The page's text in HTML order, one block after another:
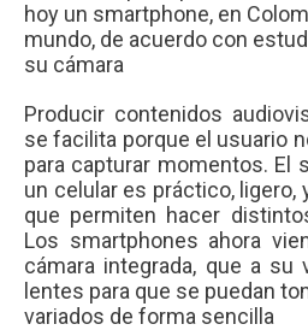
hoy un smartphone, en
mundo, de acuerdo con
su cámara
Producir contenidos
se facilita porque el usuario
para capturar momentos. El
un celular es práctico,
que permiten hacer
Los smartphones ahora
cámara integrada, que a su
lentes para que se puedan
variados de forma sencilla